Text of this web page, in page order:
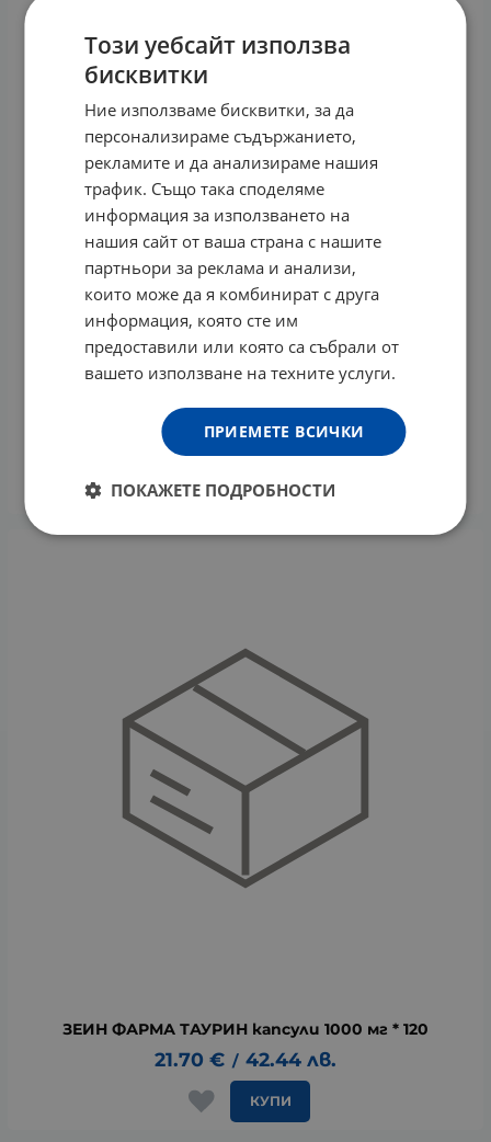
ЗЕИН ФАРМА ХМЕЛ капсули * 120
16.65 € / 32.56 лв.
КУПИ
ЗЕИН ФАРМА ТАУРИН капсули 1000 мг * 120
21.70 € / 42.44 лв.
КУПИ
Този уебсайт използва
бисквитки
Ние използваме бисквитки, за да
персонализираме съдържанието,
рекламите и да анализираме нашия
трафик. Също така споделяме
информация за използването на
нашия сайт от ваша страна с нашите
партньори за реклама и анализи,
които може да я комбинират с друга
информация, която сте им
предоставили или която са събрали от
вашето използване на техните услуги.
ПРИЕМЕТЕ ВСИЧКИ
ПОКАЖЕТЕ ПОДРОБНОСТИ